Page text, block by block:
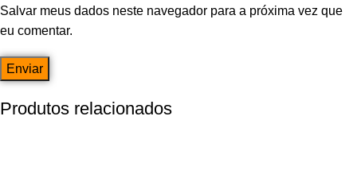
Salvar meus dados neste navegador para a próxima vez que
eu comentar.
Produtos relacionados